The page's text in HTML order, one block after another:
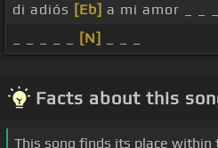
di adiós [Eb] a mi amor _ _ _
[N]
Facts about this
This song finds its place within